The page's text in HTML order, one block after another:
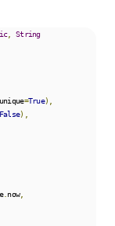
, String
unique=True),
),
. now,